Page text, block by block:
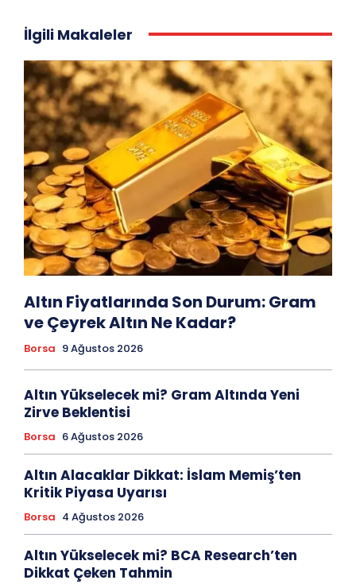
İlgili Makaleler
Altın Fiyatlarında Son Durum: Gram
ve Çeyrek Altın Ne Kadar?
Borsa 9 Ağustos 2026
Altın Yükselecek mi? Gram Altında Yeni
Zirve Beklentisi
Borsa 6 Ağustos 2026
Altın Alacaklar Dikkat: İslam Memiş’ten
Kritik Piyasa Uyarısı
Borsa 4 Ağustos 2026
Altın Yükselecek mi? BCA Research’ten
Dikkat Çeken Tahmin